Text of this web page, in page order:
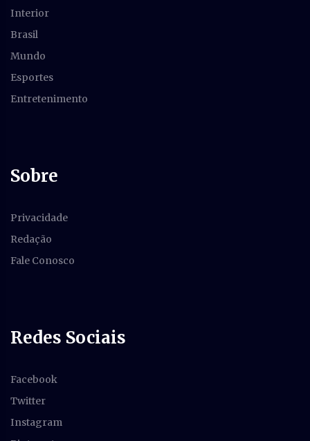
Interior
Brasil
Mundo
Esportes
Entretenimento
Sobre
Privacidade
Redação
Fale Conosco
Redes Sociais
Facebook
Twitter
Instagram